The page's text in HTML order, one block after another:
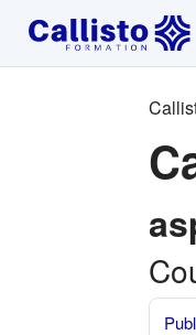
Passer au contenu